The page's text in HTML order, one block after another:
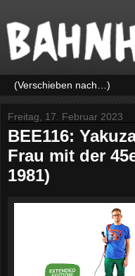
Freitag, 17. Februar 2023
BEE116:
Frau mit der
1981)